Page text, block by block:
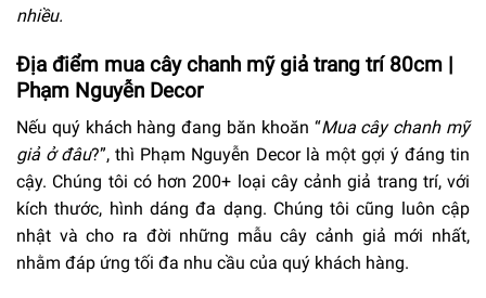
nhiều.
Địa điểm mua cây chanh mỹ giả trang trí 80cm |
Phạm Nguyễn Decor
Nếu quý khách hàng đang băn khoăn “Mua cây chanh mỹ
giả ở đâu?”, thì Phạm Nguyễn Decor là một gợi ý đáng tin
cậy. Chúng tôi có hơn 200+ loại cây cảnh giả trang trí, với
kích thước, hình dáng đa dạng. Chúng tôi cũng luôn cập
nhật và cho ra đời những mẫu cây cảnh giả mới nhất,
nhằm đáp ứng tối đa nhu cầu của quý khách hàng.